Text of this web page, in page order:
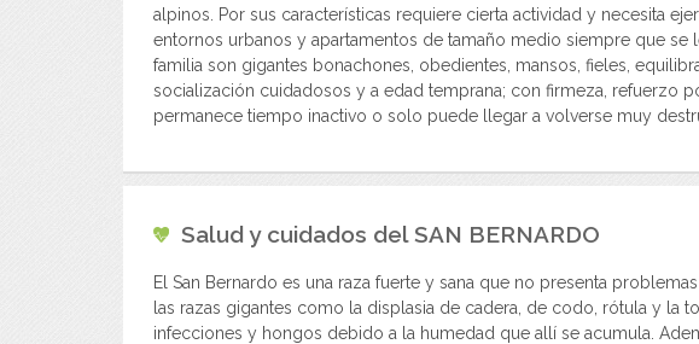
alpinos. Por sus características requiere cierta actividad y necesita
entornos urbanos y apartamentos de tamaño medio siempre que
familia son gigantes bonachones, obedientes, mansos, fieles,
socialización cuidadosos y a edad temprana; con firmeza, refuerzo
permanece tiempo inactivo o solo puede llegar a volverse muy
Salud y cuidados delSAN BERNARDO
El San Bernardo es una raza fuerte y sana que no presenta
las razas gigantes como la displasia de cadera, de codo, rótula y la
infecciones y hongos debido a la humedad que allí se acumula.